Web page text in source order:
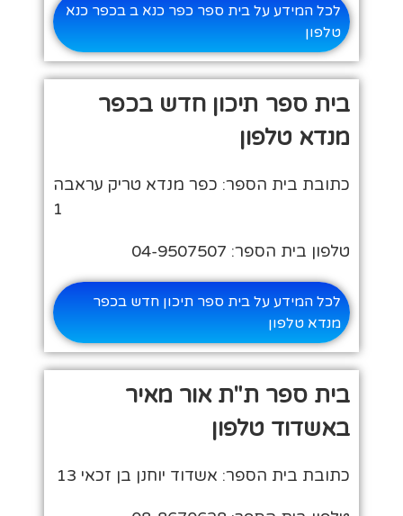
לכל המידע על בית ספר כפר כנא ב בכפר כנא
טלפון
בית ספר תיכון חדש בכפר
מנדא טלפון
כתובת בית הספר: כפר מנדא טריק עראבה
1
טלפון בית הספר: 04-9507507
לכל המידע על בית ספר תיכון חדש בכפר
מנדא טלפון
בית ספר ת"ת אור מאיר
באשדוד טלפון
כתובת בית הספר: אשדוד יוחנן בן זכאי 13